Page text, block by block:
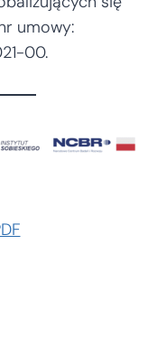
umowy:
00.